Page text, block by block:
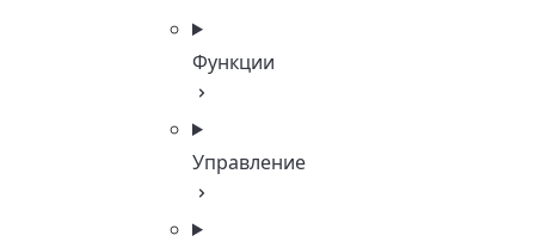
Функции
Управление